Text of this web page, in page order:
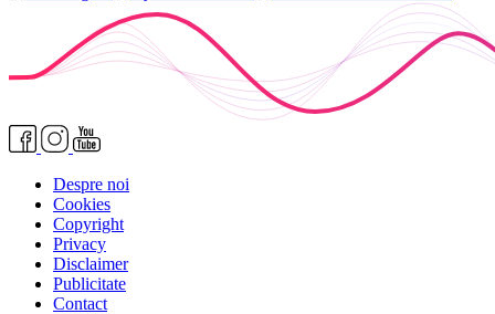
Despre noi
Cookies
Copyright
Privacy
Disclaimer
Publicitate
Contact